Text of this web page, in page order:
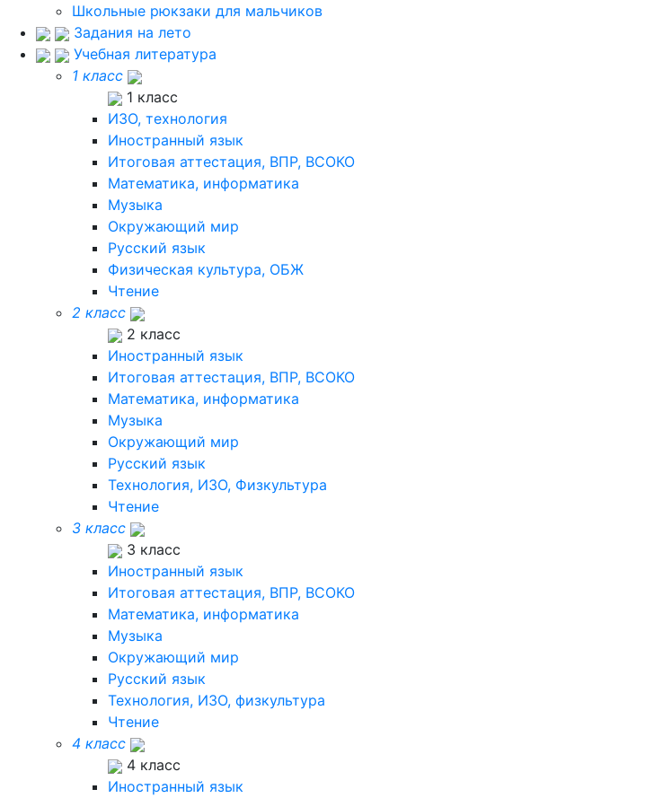
Школьные рюкзаки для мальчиков
Задания на лето
Учебная литература
1 класс
1 класс
ИЗО, технология
Иностранный язык
Итоговая аттестация, ВПР, ВСОКО
Математика, информатика
Музыка
Окружающий мир
Русский язык
Физическая культура, ОБЖ
Чтение
2 класс
2 класс
Иностранный язык
Итоговая аттестация, ВПР, ВСОКО
Математика, информатика
Музыка
Окружающий мир
Русский язык
Технология, ИЗО, Физкультура
Чтение
3 класс
3 класс
Иностранный язык
Итоговая аттестация, ВПР, ВСОКО
Математика, информатика
Музыка
Окружающий мир
Русский язык
Технология, ИЗО, физкультура
Чтение
4 класс
4 класс
Иностранный язык